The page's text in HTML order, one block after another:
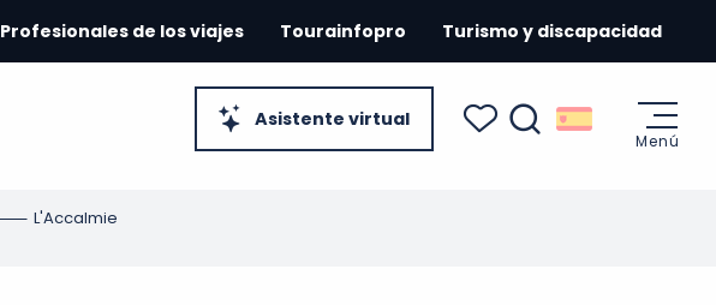
Asistente virtual
Profesionales de los viajes Tourainfopro Turismo y discapacidad
Menú
L'Accalmie